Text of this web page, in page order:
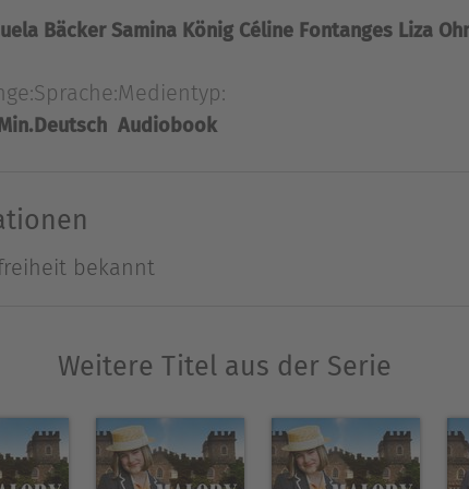
Grayling mit vereinten Kräften davon zu
stattdessen die Aufsicht des Südturmes zu.
Bäcker Samina König Céline Fontanges Liza
Sprache:
Deutsch
Medientyp:
Audiobook
bekannt
Weitere Titel aus der Serie